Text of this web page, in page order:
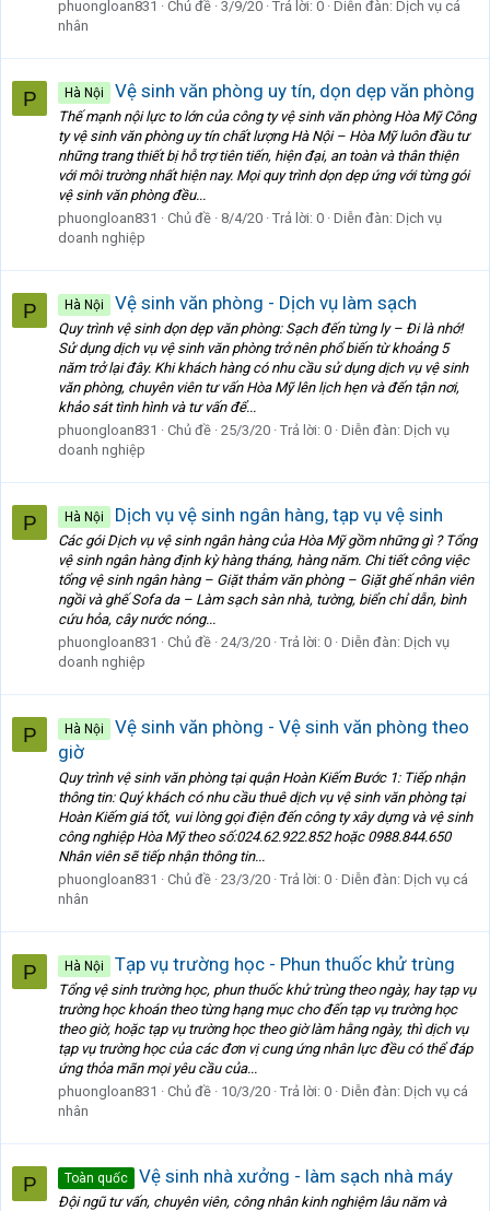
phuongloan831 Chủ đề 3/9/20 Trả lời: 0 Diễn đàn: Dịch vụ cá
nhân
P Hà Nội Vệ sinh văn phòng uy tín, dọn dẹp văn phòng
Thế mạnh nội lực to lớn của công ty vệ sinh văn phòng Hòa Mỹ Công
ty vệ sinh văn phòng uy tín chất lượng Hà Nội – Hòa Mỹ luôn đầu tư
những trang thiết bị hỗ trợ tiên tiến, hiện đại, an toàn và thân thiện
với môi trường nhất hiện nay. Mọi quy trình dọn dẹp ứng với từng gói
vệ sinh văn phòng đều...
phuongloan831
Chủ đề 8/4/20 Trả lời: 0 Diễn đàn: Dịch vụ
doanh nghiệp
P Hà Nội Vệ sinh văn phòng - Dịch vụ làm sạch
Quy trình vệ sinh dọn dẹp văn phòng: Sạch đến từng ly – Đi là nhớ!
Sử dụng dịch vụ vệ sinh văn phòng trở nên phổ biến từ khoảng 5
năm trở lại đây. Khi khách hàng có nhu cầu sử dụng dịch vụ vệ sinh
văn phòng, chuyên viên tư vấn Hòa Mỹ lên lịch hẹn và đến tận nơi,
khảo sát tình hình và tư vấn để...
phuongloan831
Chủ đề 25/3/20 Trả lời: 0 Diễn đàn: Dịch vụ
doanh nghiệp
P Hà Nội Dịch vụ vệ sinh ngân hàng, tạp vụ vệ sinh
Các gói Dịch vụ vệ sinh ngân hàng của Hòa Mỹ gồm những gì ? Tổng
vệ sinh ngân hàng định kỳ hàng tháng, hàng năm. Chi tiết công việc
tổng vệ sinh ngân hàng – Giặt thảm văn phòng – Giặt ghế nhân viên
ngồi và ghế Sofa da – Làm sạch sàn nhà, tường, biển chỉ dẫn, bình
cứu hỏa, cây nước nóng...
phuongloan831
Chủ đề 24/3/20 Trả lời: 0 Diễn đàn: Dịch vụ
doanh nghiệp
P Hà Nội
Vệ sinh văn phòng - Vệ sinh văn phòng theo
giờ
Quy trình vệ sinh văn phòng tại quận Hoàn Kiếm Bước 1: Tiếp nhận
thông tin: Quý khách có nhu cầu thuê dịch vụ vệ sinh văn phòng tại
Hoàn Kiếm giá tốt, vui lòng gọi điện đến công ty xây dựng và vệ sinh
công nghiệp Hòa Mỹ theo số:024.62.922.852 hoặc 0988.844.650
Nhân viên sẽ tiếp nhận thông tin...
phuongloan831
Chủ đề 23/3/20 Trả lời: 0 Diễn đàn: Dịch vụ cá
nhân
P Hà Nội Tạp vụ trường học - Phun thuốc khử trùng
Tổng vệ sinh trường học, phun thuốc khử trùng theo ngày, hay tạp vụ
trường học khoán theo từng hạng mục cho đến tạp vụ trường học
theo giờ, hoặc tạp vụ trường học theo giờ làm hằng ngày, thì dịch vụ
tạp vụ trường học của các đơn vị cung ứng nhân lực đều có thể đáp
ứng thỏa mãn mọi yêu cầu của...
phuongloan831
Chủ đề 10/3/20 Trả lời: 0 Diễn đàn: Dịch vụ cá
nhân
P Toàn quốc Vệ sinh nhà xưởng - làm sạch nhà máy
Đội ngũ tư vấn, chuyên viên, công nhân kinh nghiệm lâu năm và